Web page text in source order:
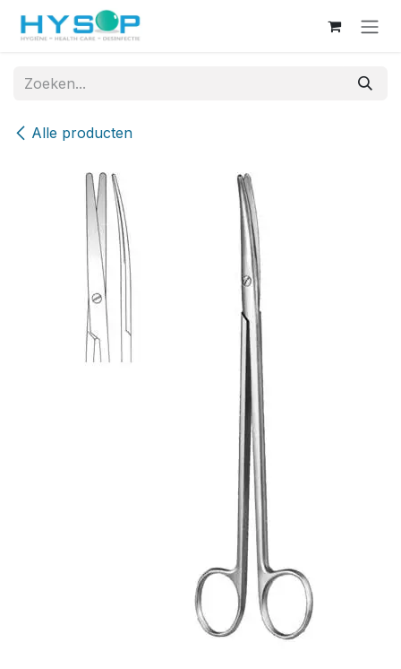
Overslaan naar inhoud
Alle producten